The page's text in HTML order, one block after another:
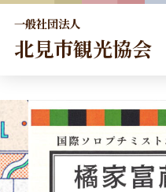
一般社団法人
北見市観光協会
北見